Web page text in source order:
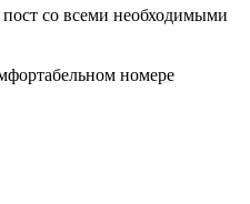
со всеми необходимыми
номере